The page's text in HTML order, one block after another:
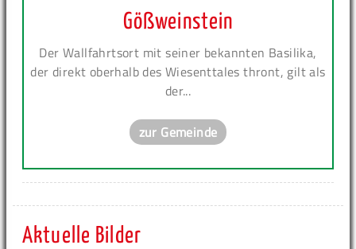
Gößweinstein
Der Wallfahrtsort mit seiner bekannten Basilika,
der direkt oberhalb des Wiesenttales thront, gilt als
der...
zur Gemeinde
Aktuelle Bilder